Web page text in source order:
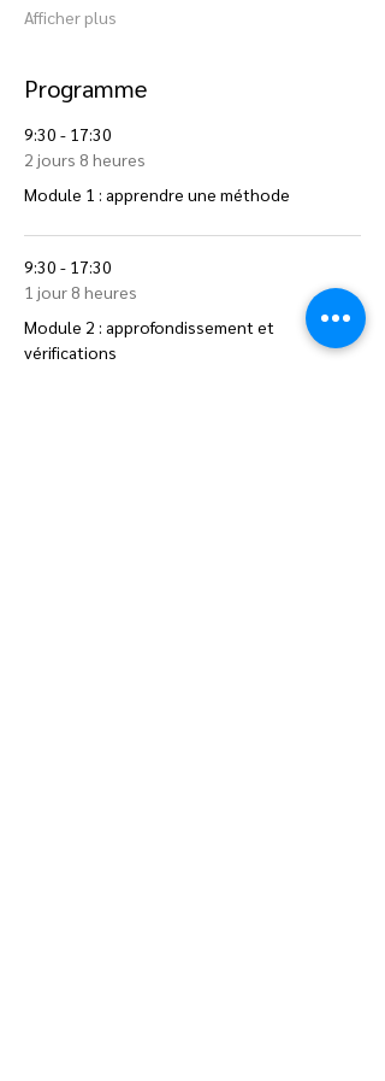
Afficher plus
Programme
9:30 - 17:30
2 jours 8 heures
Module 1 : apprendre une méthode
9:30 - 17:30
1 jour 8 heures
Module 2 : approfondissement et
vérifications